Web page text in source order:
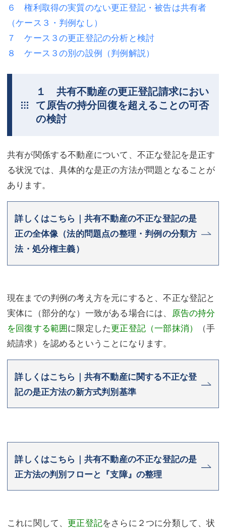
刑事弁護
交通事故
不動産登記
調査・書面作成
債務整理
アクセス
東京事務所 (新宿・四谷)
埼玉事務所 (さいたま市)
川口事務所（埼玉県川口市）
交通事故
不動産登記
商業登記
債務整理
マスコミ取材・実績
東京事務所 (新宿・四谷)
埼玉事務所 (さいたま市)
川口事務所（埼玉県川口市）
お問い合せフォーム
６ 権利取得の実質のない更正登記・被告は共有者
（ケース３・判例なし）
７ ケース３の更正登記の分析と検討
８ ケース３の別の設例（判例解説）
１ 共有不動産の更正登記請求におい
て原告の持分回復を超えることの可否
の検討
共有が関係する不動産について、不正な登記を是正す
る状況では、具体的な是正の方法が問題となることが
あります。
詳しくはこちら｜共有不動産の不正な登記の是
正の全体像（法的問題点の整理・判例の分類方
法・処分権主義）
現在までの判例の考え方を元にすると、不正な登記と
実体に（部分的な）一致がある場合には、
原告の持分
を回復する範囲に限定した更正登記（一部抹消）
（手
続請求）を認めるということになります。
詳しくはこちら｜共有不動産に関する不正な登
記の是正方法の新方式判別基準
詳しくはこちら｜共有不動産の不正な登記の是
正方法の判別フローと『支障』の整理
これに関して、更正登記をさらに２つに分類して、状